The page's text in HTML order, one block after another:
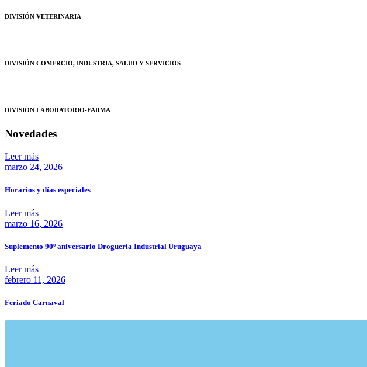
DIVISIÓN VETERINARIA
DIVISIÓN COMERCIO, INDUSTRIA, SALUD Y SERVICIOS
DIVISIÓN LABORATORIO-FARMA
Novedades
Leer más
marzo 24, 2026
Horarios y días especiales
Leer más
marzo 16, 2026
Suplemento 90º aniversario Droguería Industrial Uruguaya
Leer más
febrero 11, 2026
Feriado Carnaval